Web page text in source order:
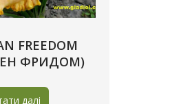
FREEDOM
ФРИДОМ)
далі